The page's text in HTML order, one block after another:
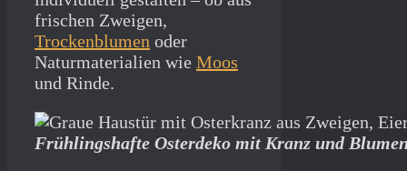
frischen Zweigen,
Trockenblumen oder
Naturmaterialien wie Moos
und Rinde.
Frühlingshafte Osterdeko mit Kranz und